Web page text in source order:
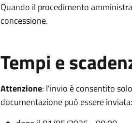
Quando il procedimento
concessione.
Tempi e
Attenzione: l'invio è consentito
documentazione può essere inviata: